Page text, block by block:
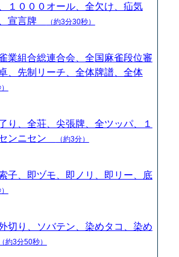
１０００オール、全欠け、疝気
宣言牌
（約3分30秒）
業組合総連合会、全国麻雀段位審
、先制リーチ、全体牌譜、全体
り、全荘、尖張牌、全ツッパ、１
ンニセン
（約3分）
子、即ヅモ、即ノリ、即リー、底
切り、ソバテン、染めタコ、染め
（約3分50秒）